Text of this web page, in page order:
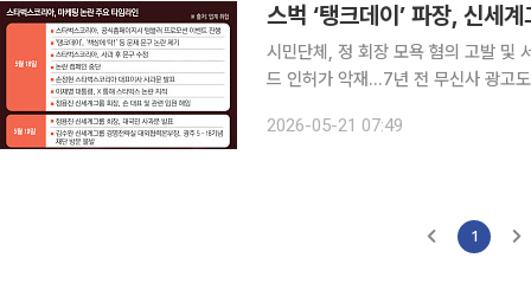
스벅 ‘탱크데이’ 파장, 신세
시민단체, 정 회장 모욕 혐의 고발 및
드 인허가 악재…7년 전 무신사 광고도 재조명 스타벅스코리아의 '5·18 탱크 데
이번 사태로 정용진 신세계그룹 회장
2026-05-21 07:49
1